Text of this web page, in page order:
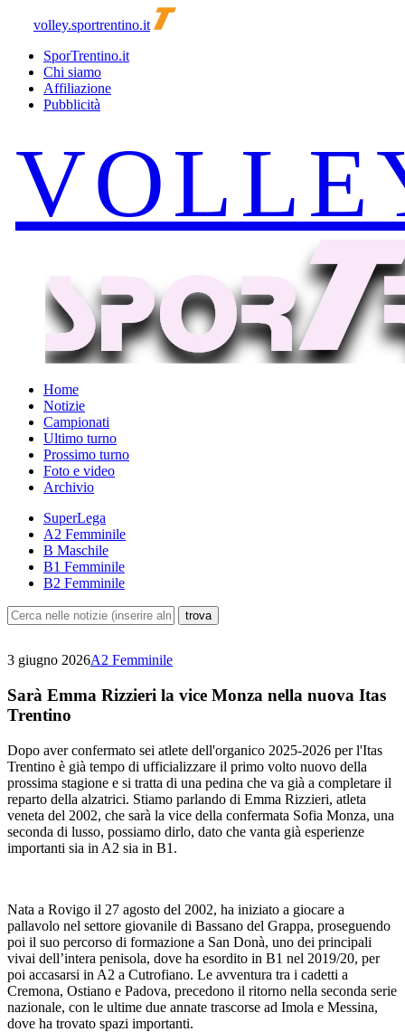
volley.sportrentino.it
SporTrentino.it
Chi siamo
Affiliazione
Pubblicità
Home
Notizie
Campionati
Ultimo turno
Prossimo turno
Foto e video
Archivio
SuperLega
A2 Femminile
B Maschile
B1 Femminile
B2 Femminile
3 giugno 2026A2 Femminile
Sarà Emma Rizzieri la vice Monza nella nuova Itas
Trentino
Dopo aver confermato sei atlete dell'organico 2025-2026 per l'Itas
Trentino è già tempo di ufficializzare il primo volto nuovo della
prossima stagione e si tratta di una pedina che va già a completare il
reparto della alzatrici. Stiamo parlando di Emma Rizzieri, atleta
veneta del 2002, che sarà la vice della confermata Sofia Monza, una
seconda di lusso, possiamo dirlo, dato che vanta già esperienze
importanti sia in A2 sia in B1.
Nata a Rovigo il 27 agosto del 2002, ha iniziato a giocare a
pallavolo nel settore giovanile di Bassano del Grappa, proseguendo
poi il suo percorso di formazione a San Donà, uno dei principali
vivai dell’intera penisola, dove ha esordito in B1 nel 2019/20, per
poi accasarsi in A2 a Cutrofiano. Le avventura tra i cadetti a
Cremona, Ostiano e Padova, precedono il ritorno nella seconda serie
nazionale, con le ultime due annate trascorse ad Imola e Messina,
dove ha trovato spazi importanti.